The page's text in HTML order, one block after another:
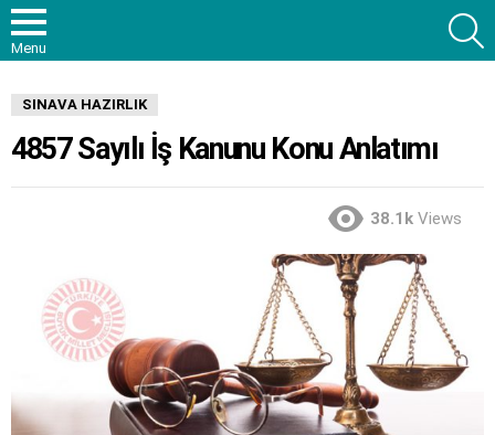
Menu
SINAVA HAZIRLIK
4857 Sayılı İş Kanunu Konu Anlatımı
38.1k Views